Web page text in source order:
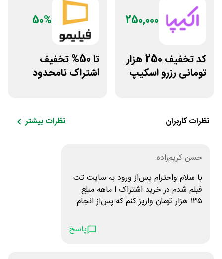
250,000
کد تخفیف 250 هزار
تومانی رزرو اسکیپ
50%
تا 50% تخفیف
اشتراک نامحدود
نظرات کاربران نظرات بیشتر
حسن کریم‌زاده
با سلام واحترام پس‌از ورود به سایت تت‌
فیلم شدم در خرید اشتراک ا ماهه مبلغ
۱۳۵ هزار تومان واریز کنم که پس‌از انجام
۱۴۸۵۰۰ تومان از حساب کسر شده علت چی
پاسخ